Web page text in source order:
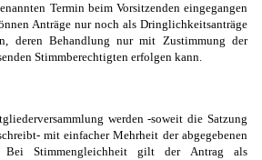
Termin beim Vorsitzenden eingegangen
Anträge nur noch als Dringlichkeitsanträge
deren Behandlung nur mit Zustimmung der
Stimmberechtigten erfolgen kann.
werden -soweit die Satzung
mit einfacher Mehrheit der abgegebenen
Bei Stimmengleichheit gilt der Antrag als